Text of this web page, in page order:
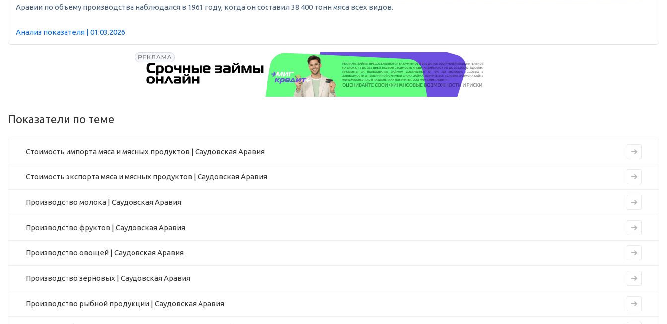
Аравии по объему производства наблюдался в 1961 году, когда он составил 38 400 тонн мяса всех видов.
Анализ показателя | 01.03.2026
Показатели по теме
Стоимость импорта мяса и мясных продуктов | Саудовская Аравия
Стоимость экспорта мяса и мясных продуктов | Саудовская Аравия
Производство молока | Саудовская Аравия
Производство фруктов | Саудовская Аравия
Производство овощей | Саудовская Аравия
Производство зерновых | Саудовская Аравия
Производство рыбной продукции | Саудовская Аравия